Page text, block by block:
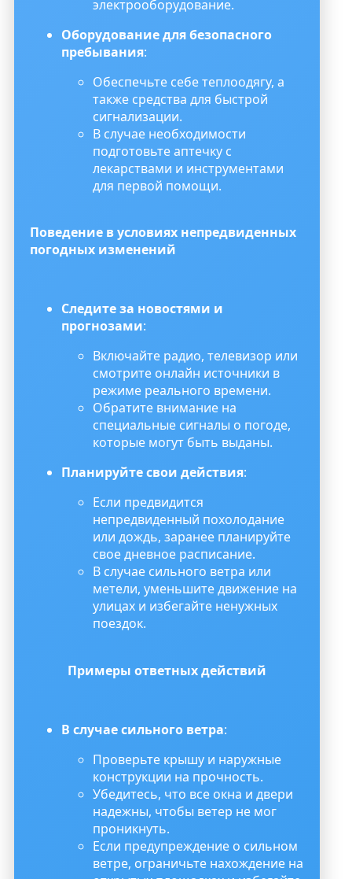
электрооборудование.
Оборудование для безопасного
пребывания:
Обеспечьте себе теплоодягу, а
также средства для быстрой
сигнализации.
В случае необходимости
подготовьте аптечку с
лекарствами и инструментами
для первой помощи.
Поведение в условиях непредвиденных
погодных изменений
Следите за новостями и
прогнозами:
Включайте радио, телевизор или
смотрите онлайн источники в
режиме реального времени.
Обратите внимание на
специальные сигналы о погоде,
которые могут быть выданы.
Планируйте свои действия:
Если предвидится
непредвиденный похолодание
или дождь, заранее планируйте
свое дневное расписание.
В случае сильного ветра или
метели, уменьшите движение на
улицах и избегайте ненужных
поездок.
Примеры ответных действий
В случае сильного ветра:
Проверьте крышу и наружные
конструкции на прочность.
Убедитесь, что все окна и двери
надежны, чтобы ветер не мог
проникнуть.
Если предупреждение о сильном
ветре, ограничьте нахождение на